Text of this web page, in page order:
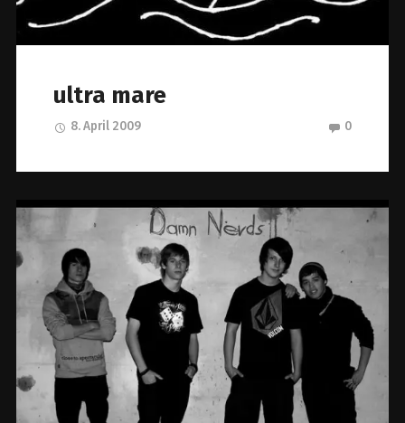
ultra mare
8. April 2009 0